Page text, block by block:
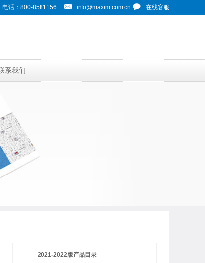
电话：800-8581156 info@maxim.com.cn 在线客服
系我们
2021-2022版产品目录